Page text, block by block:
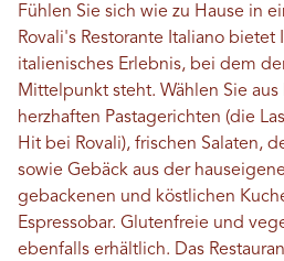
Fühlen Sie sich wie zu Hause in
Rovali's Restorante Italiano
italienisches Erlebnis, bei dem
Mittelpunkt steht. Wählen Sie
herzhaften Pastagerichten (die
Hit bei Rovali), frischen Salaten,
sowie Gebäck aus der
gebackenen und köstlichen
Espressobar. Glutenfreie und
ebenfalls erhältlich. Das